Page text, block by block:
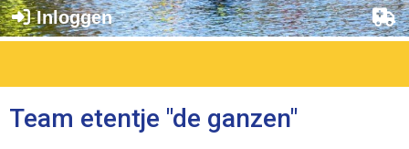
Inloggen
Team etentje "de ganzen"